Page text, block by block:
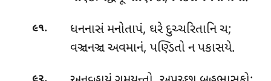
૯૧. ધનનાસં મનોતાપં, ઘરે દુચ્ચરિતાનિ ચ;
વઞ્ચનઞ્ચ અવમાનં, પણ્ડિતો ન પકાસયે.